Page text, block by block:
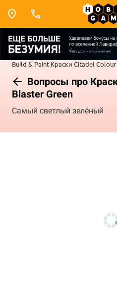
Build & Paint Краски Citadel Colour
Вопросы про
Blaster Green
Самый светлый зелёный